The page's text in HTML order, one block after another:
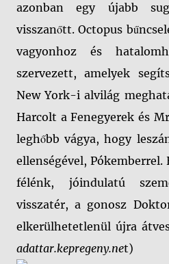
azonban egy újabb
visszanőtt. Octopus
vagyonhoz és
szervezett, amelyek
New York-i alvilág
Harcolt a Fenegyerek és
leghőbb vágya, hogy
ellenségével, Pókemberrel.
félénk, jóindulatú
visszatér, a gonosz
elkerülhetetlenül újra
adattar.kepregeny.net)